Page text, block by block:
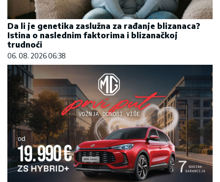
Da li je genetika zaslužna za rađanje blizanaca?
Istina o naslednim faktorima i blizanačkoj
trudnoći
06. 08. 2026 06:38